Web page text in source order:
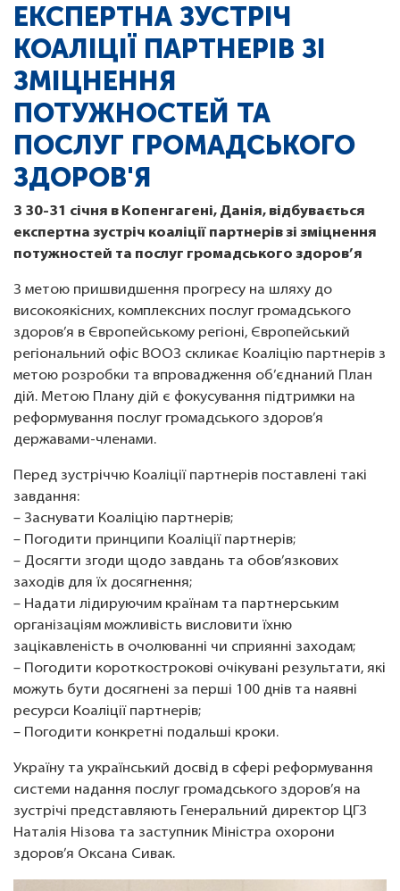
ЕКСПЕРТНА ЗУСТРІЧ
КОАЛІЦІЇ ПАРТНЕРІВ ЗІ
ЗМІЦНЕННЯ
ПОТУЖНОСТЕЙ ТА
ПОСЛУГ ГРОМАДСЬКОГО
ЗДОРОВ'Я
З 30-31 січня в Копенгагені, Данія, відбувається
експертна зустріч коаліції партнерів зі зміцнення
потужностей та послуг громадського здоров’я
З метою пришвидшення прогресу на шляху до
високоякісних, комплексних послуг громадського
здоров’я в Європейському регіоні, Європейський
регіональний офіс ВООЗ скликає Коаліцію партнерів з
метою розробки та впровадження об’єднаний План
дій. Метою Плану дій є фокусування підтримки на
реформування послуг громадського здоров’я
державами-членами.
Перед зустріччю Коаліції партнерів поставлені такі
завдання:
– Заснувати Коаліцію партнерів;
– Погодити принципи Коаліції партнерів;
– Досягти згоди щодо завдань та обов’язкових
заходів для їх досягнення;
– Надати лідируючим країнам та партнерським
організаціям можливість висловити їхню
зацікавленість в очолюванні чи сприянні заходам;
– Погодити короткострокові очікувані результати, які
можуть бути досягнені за перші 100 днів та наявні
ресурси Коаліції партнерів;
– Погодити конкретні подальші кроки.
Україну та український досвід в сфері реформування
системи надання послуг громадського здоров’я на
зустрічі представляють Генеральний директор ЦГЗ
Наталія Нізова та заступник Міністра охорони
здоров’я Оксана Сивак.